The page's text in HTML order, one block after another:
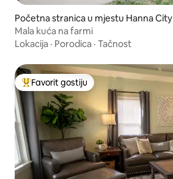
Početna stranica u mjestu Hanna City
Mala kuća na farmi
Lokacija · Porodica · Tačnost
Glavni favorit gostiju
Favorit gostiju